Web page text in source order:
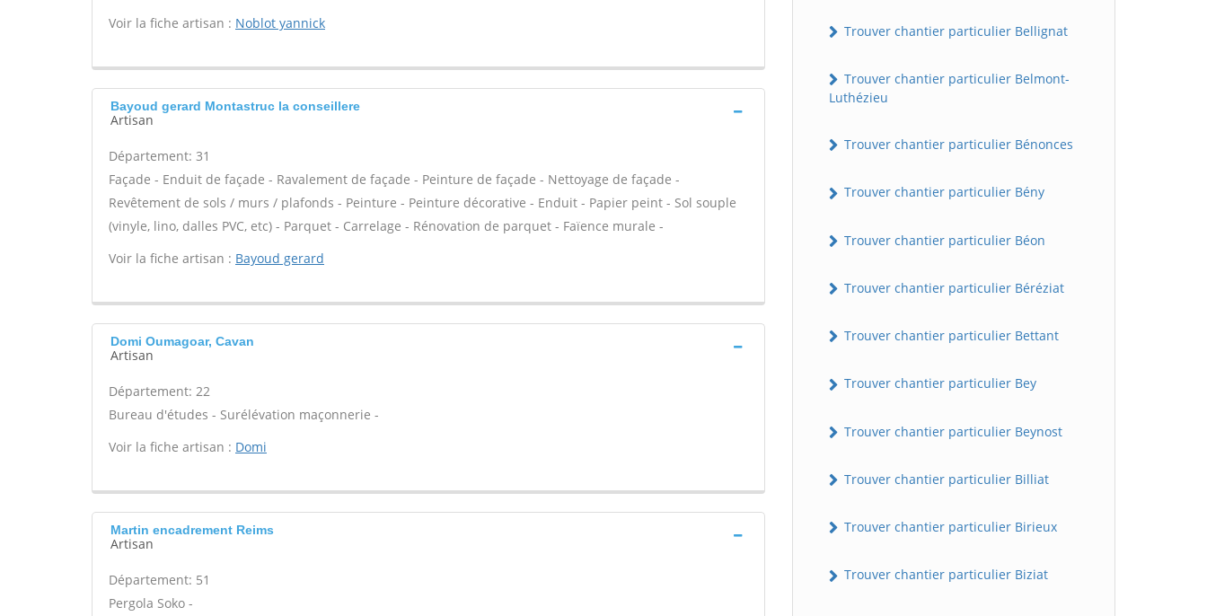
Voir la fiche artisan : Noblot yannick
Bayoud gerard Montastruc la conseillere
Artisan
Département: 31
Façade - Enduit de façade - Ravalement de façade - Peinture de façade - Nettoyage de façade -
Revêtement de sols / murs / plafonds - Peinture - Peinture décorative - Enduit - Papier peint - Sol souple
(vinyle, lino, dalles PVC, etc) - Parquet - Carrelage - Rénovation de parquet - Faïence murale -
Voir la fiche artisan : Bayoud gerard
Domi Oumagoar, Cavan
Artisan
Département: 22
Bureau d'études - Surélévation maçonnerie -
Voir la fiche artisan : Domi
Martin encadrement Reims
Artisan
Département: 51
Pergola Soko -
Trouver chantier particulier Bellignat
Trouver chantier particulier Belmont-
Luthézieu
Trouver chantier particulier Bénonces
Trouver chantier particulier Bény
Trouver chantier particulier Béon
Trouver chantier particulier Béréziat
Trouver chantier particulier Bettant
Trouver chantier particulier Bey
Trouver chantier particulier Beynost
Trouver chantier particulier Billiat
Trouver chantier particulier Birieux
Trouver chantier particulier Biziat